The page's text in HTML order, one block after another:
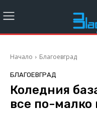
Начало Благоевград
БЛАГОЕВГРАД
Коледния
все по-малко